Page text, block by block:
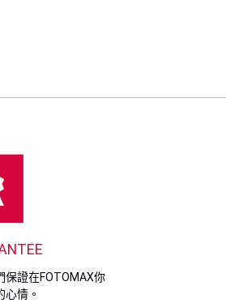
保證在FOTOMAX你
情。